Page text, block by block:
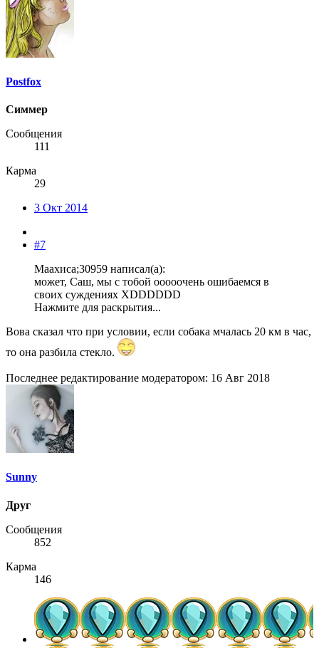
Postfox
Симмер
Сообщения
111
Карма
29
3 Окт 2014
#7
Маахиса;30959 написал(а):
может, Саш, мы с тобой ооооочень ошибаемся в
своих суждениях XDDDDDD
Нажмите для раскрытия...
Вова сказал что при условии, если собака мчалась 20 км в час,
то она разбила стекло.
Последнее редактирование модератором: 16 Авг 2018
Sunny
Друг
Сообщения
852
Карма
146